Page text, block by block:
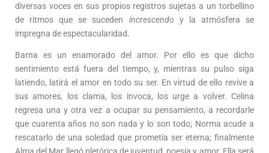
diversas voces en sus propios registros sujetas a un torbellino
de ritmos que se suceden increscendo y la atmósfera se
impregna de espectacularidad.
Barna es un enamorado del amor. Por ello es que dicho
sentimiento está fuera del tiempo, y, mientras su pulso siga
latiendo, latirá el amor en todo su ser. En virtud de ello revive a
sus amores, los clama, los invoca, los urge a volver. Celina
regresa una y otra vez a ocupar su pensamiento, a recordarle
que cuarenta años no son nada y lo son todo; Norma acude a
rescatarlo de una soledad que prometía ser eterna; finalmente
Alma del Mar llegó pletórica de juventud, poesía y amor. Ella será